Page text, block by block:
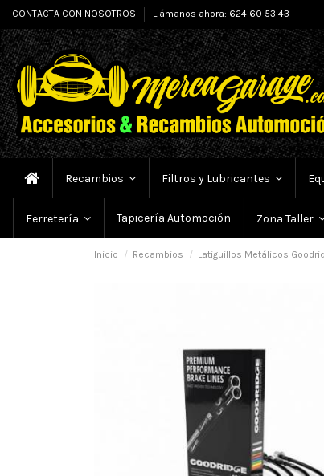
CONTACTA CON NOSOTROS Llámanos ahora: 624 60 53 43
Recambios Filtros y Lubricantes
Ferretería Tapicería Automoción Zona Taller
Inicio Recambios Latiguillos Metálicos